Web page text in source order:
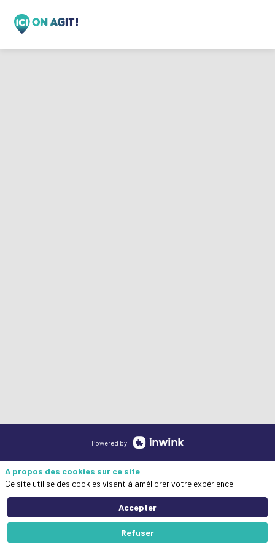
Powered by
A propos des cookies sur ce site
Ce site utilise des cookies visant à améliorer votre expérience.
Accepter
Refuser